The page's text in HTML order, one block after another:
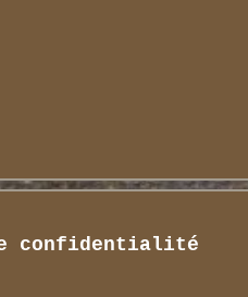
confidentialité